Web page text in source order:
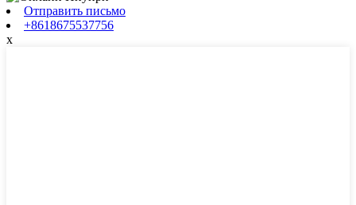
Отправить письмо
+8618675537756
x